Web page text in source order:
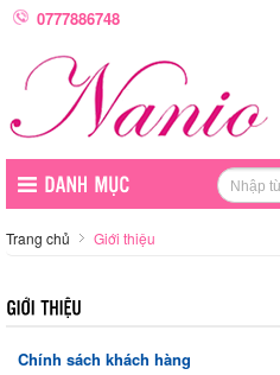
0777886748
Trang chủ Giới thiệu
Chính sách khách hàng